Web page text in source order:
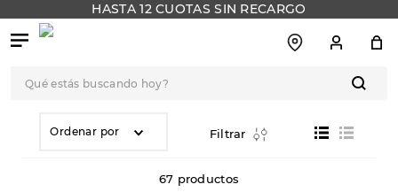
HASTA 12 CUOTAS SIN RECARGO
BUSCADOS
Ordenar por Filtrar
67 productos